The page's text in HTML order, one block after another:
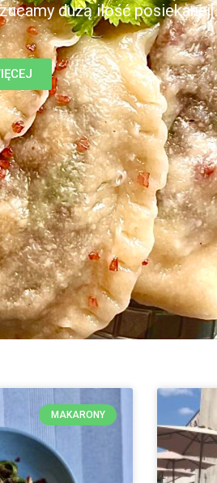
dużą ilość
MAKARONY